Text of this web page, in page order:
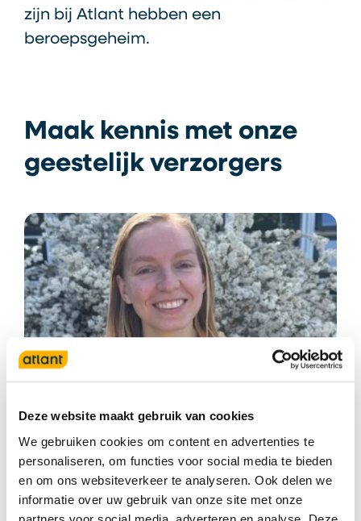
Deze website maakt gebruik van cookies
We gebruiken cookies om content en advertenties te
personaliseren, om functies voor social media te bieden
en om ons websiteverkeer te analyseren. Ook delen we
informatie over uw gebruik van onze site met onze
zijn bij Atlant hebben een
beroepsgeheim.
Maak kennis met onze
geestelijk verzorgers
Saskia Huisman
Geestelijk verzorger